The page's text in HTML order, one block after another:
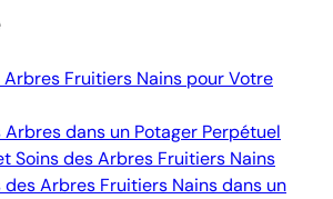
Arbres Fruitiers Nains pour Votre
Arbres dans un Potager Perpétuel
Soins des Arbres Fruitiers Nains
des Arbres Fruitiers Nains dans un